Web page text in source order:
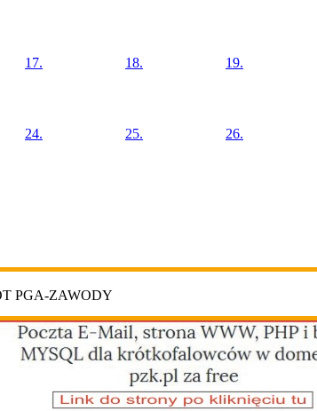
17. 18. 19.
24. 25. 26.
PGA-ZAWODY